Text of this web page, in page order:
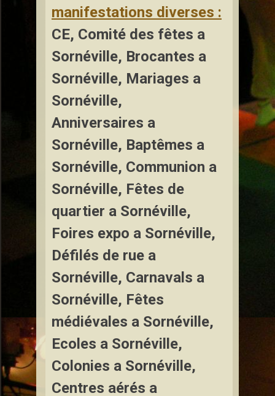
manifestations diverses :
CE, Comité des fêtes a
Sornéville, Brocantes a
Sornéville, Mariages a
Sornéville,
Anniversaires a
Sornéville, Baptêmes a
Sornéville, Communion a
Sornéville, Fêtes de
quartier a Sornéville,
Foires expo a Sornéville,
Défilés de rue a
Sornéville, Carnavals a
Sornéville, Fêtes
médiévales a Sornéville,
Ecoles a Sornéville,
Colonies a Sornéville,
Centres aérés a